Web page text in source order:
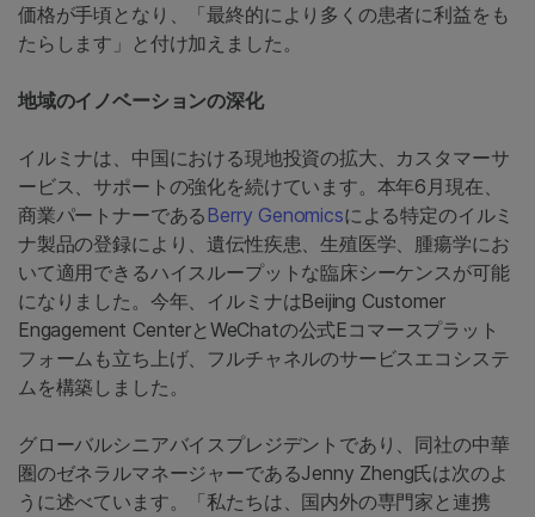
価格が手頃となり、「最終的により多くの患者に利益をも
たらします」と付け加えました。
地域のイノベーションの深化
イルミナは、中国における現地投資の拡大、カスタマーサ
ービス、サポートの強化を続けています。本年6月現在、
商業パートナーであるBerry Genomicsによる特定のイルミ
ナ製品の登録により、遺伝性疾患、生殖医学、腫瘍学にお
いて適用できるハイスループットな臨床シーケンスが可能
になりました。今年、イルミナはBeijing Customer
Engagement CenterとWeChatの公式Eコマースプラット
フォームも立ち上げ、フルチャネルのサービスエコシステ
ムを構築しました。
グローバルシニアバイスプレジデントであり、同社の中華
圏のゼネラルマネージャーであるJenny Zheng氏は次のよ
うに述べています。「私たちは、国内外の専門家と連携